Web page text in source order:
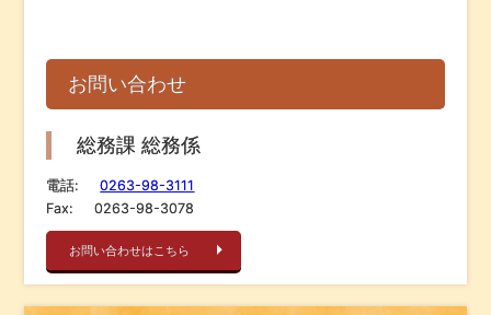
お問い合わせ
総務課 総務係
電話:
0263-98-3111
Fax:
0263-98-3078
お問い合わせはこちら